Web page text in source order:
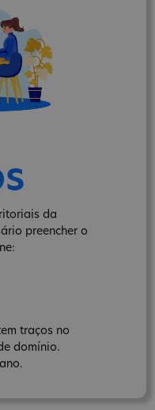
da
preencher o
traços no
domínio.